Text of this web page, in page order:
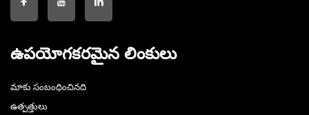
ఉపయోగకరమైన లింకులు
మాకు సంబంధించినది
ఉత్పత్తులు